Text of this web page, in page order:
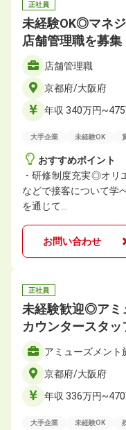
正社員
未経験OK◎マネ
店舗管理職を募集
店舗管理職
京都府/大阪府
年収 340万円~475
大手企業 未経験OK
おすすめポイント
・研修制度充実◎オリ
などで接客について学
を通じて…
お問い合わせ
正社員
未経験歓迎◎アミ
カウンタースタッ
アミューズメント
京都府/大阪府
年収 336万円~470
大手企業 未経験OK